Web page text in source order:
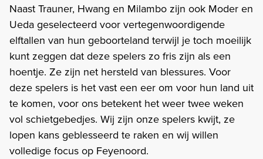
Naast Trauner, Hwang en Milambo zijn ook Moder en
Ueda geselecteerd voor vertegenwoordigende
elftallen van hun geboorteland terwijl je toch moeilijk
kunt zeggen dat deze spelers zo fris zijn als een
hoentje. Ze zijn net hersteld van blessures. Voor
deze spelers is het vast een eer om voor hun land uit
te komen, voor ons betekent het weer twee weken
vol schietgebedjes. Wij zijn onze spelers kwijt, ze
lopen kans geblesseerd te raken en wij willen
volledige focus op Feyenoord.